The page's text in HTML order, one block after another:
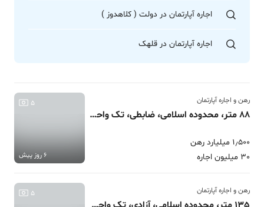
اجاره آپارتمان در دولت ( کلاهدوز )
اجاره آپارتمان در قلهک
رهن و اجاره آپارتمان
88 متر، محدوده اسلامی، ضابطی، تک واحدی قابل تبدیل
1٫500 میلیارد رهن
30 میلیون اجاره
5
6 روز پیش
رهن و اجاره آپارتمان 5